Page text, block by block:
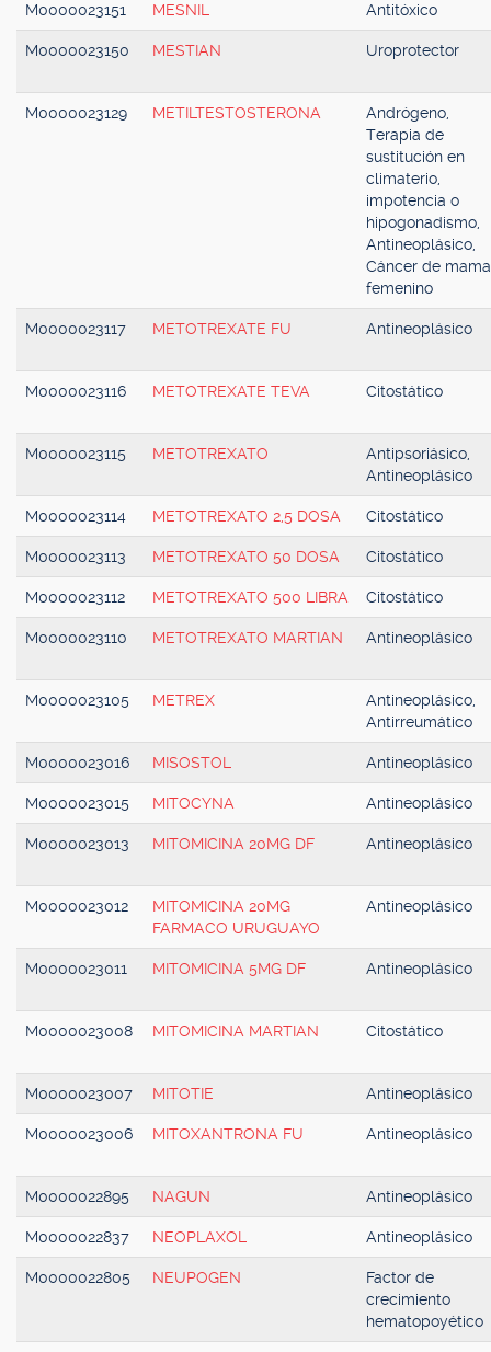
M0000023151 MESNIL Antitóxico
M0000023150 MESTIAN Uroprotector
M0000023129 METILTESTOSTERONA
Andrógeno,
Terapia de
sustitución en
climaterio,
impotencia o
hipogonadismo,
Antineoplásico,
Cáncer de mama
femenino
M0000023117 METOTREXATE FU Antineoplásico
M0000023116 METOTREXATE TEVA Citostático
M0000023115 METOTREXATO
Antipsoriásico,
Antineoplásico
M0000023114 METOTREXATO 2,5 DOSA Citostático
M0000023113 METOTREXATO 50 DOSA Citostático
M0000023112 METOTREXATO 500 LIBRA Citostático
M0000023110 METOTREXATO MARTIAN Antineoplásico
M0000023105 METREX
Antineoplásico,
Antirreumático
M0000023016 MISOSTOL Antineoplásico
M0000023015 MITOCYNA Antineoplásico
M0000023013 MITOMICINA 20MG DF Antineoplásico
M0000023012
MITOMICINA 20MG
FARMACO URUGUAYO
Antineoplásico
M0000023011 MITOMICINA 5MG DF Antineoplásico
M0000023008 MITOMICINA MARTIAN Citostático
M0000023007 MITOTIE Antineoplásico
M0000023006 MITOXANTRONA FU Antineoplásico
M0000022895 NAGUN Antineoplásico
M0000022837 NEOPLAXOL Antineoplásico
M0000022805 NEUPOGEN
Factor de
crecimiento
hematopoyético